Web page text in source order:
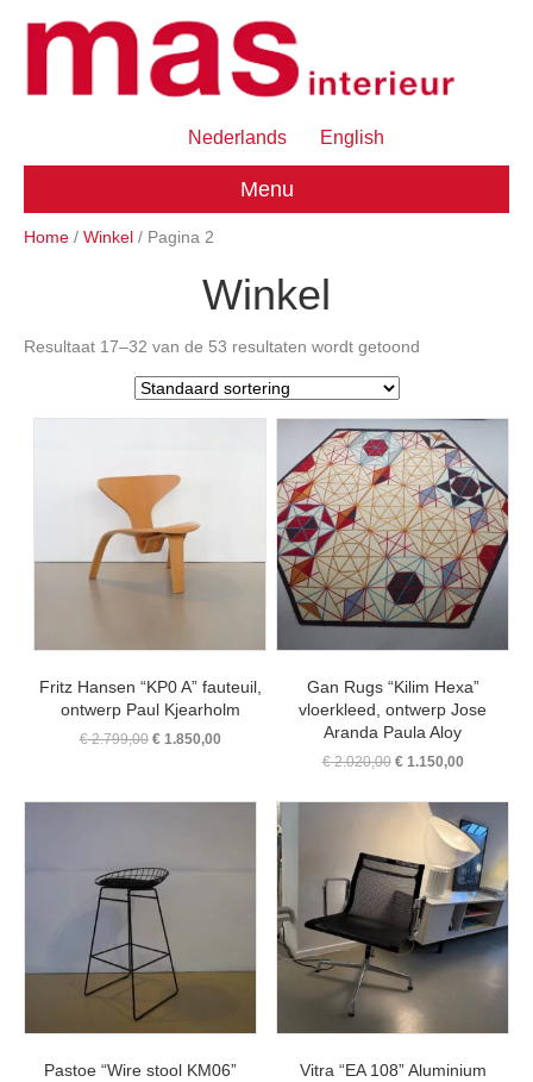
Nederlands English
Menu
Home / Winkel / Pagina 2
Winkel
Resultaat 17–32 van de 53 resultaten wordt getoond
Fritz Hansen “KP0 A” fauteuil,
ontwerp Paul Kjearholm
€2.799,00 Oorspronkelijke
€ 2.799,00.
€1.850,00Huidige
€ 1.850,00.
Gan Rugs “Kilim Hexa”
vloerkleed, ontwerp Jose
Aranda Paula Aloy
€2.020,00 Oorspronkelijke
was:
€ 2.020,00.
€1.150,00Huidige
is:
€
Pastoe “Wire stool KM06”
Vitra “EA 108” Aluminium